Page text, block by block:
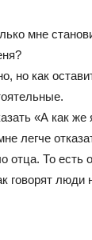
мне
но как
«А как же
легче
То есть
говорят люди